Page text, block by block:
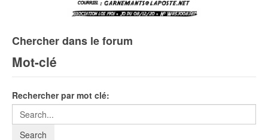
Chercher dans le forum
Mot-clé
Rechercher par mot clé: